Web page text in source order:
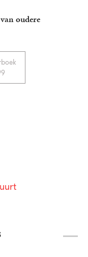
oudere